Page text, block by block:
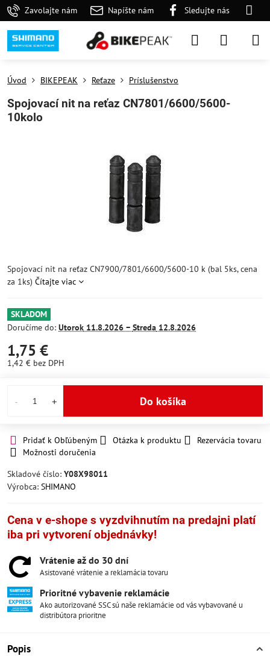
Zavolajte nám Napíšte nám Sledujte nás
Úvod BIKEPEAK Reťaze Príslušenstvo
Spojovací nit na reťaz CN7801/6600/5600-
10kolo
Spojovací nit na reťaz CN7900/7801/6600/5600-10 k (bal 5ks, cena
za 1ks) Čítajte viac
SKLADOM
Doručíme do: Utorok 11.8.2026 − Streda 12.8.2026
1,75 €
1,42 € bez DPH
Do košíka
Pridať k Obľúbeným Otázka k produktu
Rezervácia tovaru
Možnosti doručenia
Skladové číslo: Y08X98011
Výrobca: SHIMANO
Cena v e-shope s vyzdvihnutím na predajni platí
iba pri vytvorení objednávky!
Vrátenie až do 30 dní
Asistované vrátenie a reklamácia tovaru
Prioritné vybavenie reklamácie
Ako autorizované SSC sú naše reklamácie od vás vybavované u
distribútora prioritne
Popis